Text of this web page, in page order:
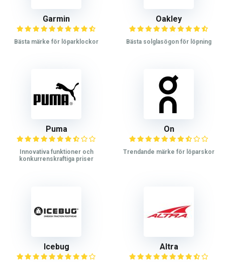
Garmin
Bästa märke för löparklockor
Oakley
Bästa solglasögon för löpning
Puma
Innovativa funktioner och
konkurrenskraftiga priser
On
Trendande märke för löparskor
Icebug Altra